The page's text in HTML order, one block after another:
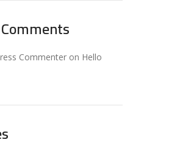
Commenteron Hello